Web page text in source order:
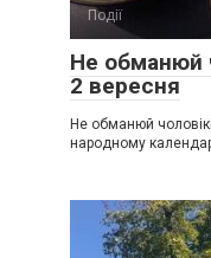
Події
Не обманюй
2 вересня
Не обманюй
народному